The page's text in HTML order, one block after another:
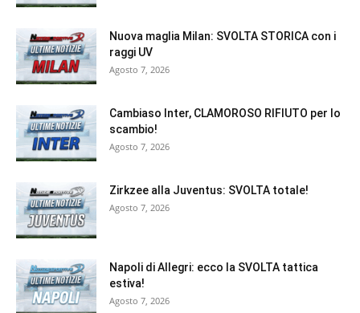
Nuova maglia Milan: SVOLTA STORICA con i
raggi UV
Agosto 7, 2026
Cambiaso Inter, CLAMOROSO RIFIUTO per lo
scambio!
Agosto 7, 2026
Zirkzee alla Juventus: SVOLTA totale!
Agosto 7, 2026
Napoli di Allegri: ecco la SVOLTA tattica
estiva!
Agosto 7, 2026